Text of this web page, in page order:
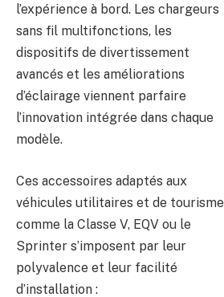
l’expérience à bord. Les chargeurs
sans fil multifonctions, les
dispositifs de divertissement
avancés et les améliorations
d’éclairage viennent parfaire
l’innovation intégrée dans chaque
modèle.
Ces accessoires adaptés aux
véhicules utilitaires et de tourisme
comme la Classe V, EQV ou le
Sprinter s’imposent par leur
polyvalence et leur facilité
d’installation :